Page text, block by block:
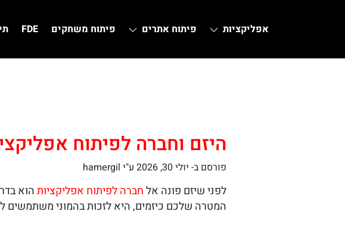
אפליקציות פיתוח אתרים פיתוח משחקים FDE
היזם וחברה לפיתוח
פורסם ב- יולי 30, 2026 ע"י hamergil
לפני שיזם פונה אלחברה לפיתוח אפליקציותהוא
המטרה שלכם כיזמים, היא לזכות בהמוני